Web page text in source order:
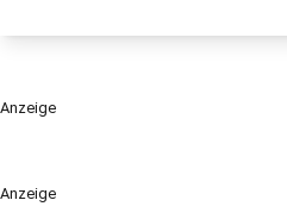
Anzeige
Anzeige